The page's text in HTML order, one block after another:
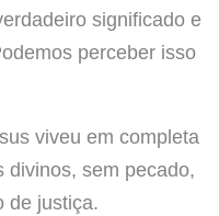
significado e
perceber isso
viveu em completa
divinos, sem pecado,
de justiça.